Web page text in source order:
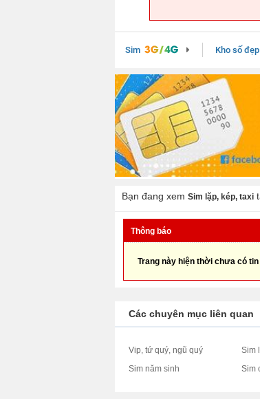
Sim Kho số đẹp
Bạn đang xem Sim lặp, kép, taxi
Thông báo
Trang này hiện thời chưa có tin
Các chuyên mục liên quan
Vip, tứ quý, ngũ quý Sim
Sim năm sinh
Sim